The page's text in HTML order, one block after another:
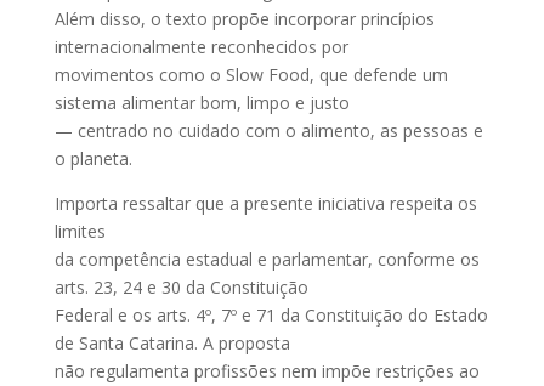
Além disso, o texto propõe incorporar princípios
internacionalmente reconhecidos por
movimentos como o Slow Food, que defende um
sistema alimentar bom, limpo e justo
— centrado no cuidado com o alimento, as pessoas e
o planeta.
Importa ressaltar que a presente iniciativa respeita os
limites
da competência estadual e parlamentar, conforme os
arts. 23, 24 e 30 da Constituição
Federal e os arts. 4º, 7º e 71 da Constituição do Estado
de Santa Catarina. A proposta
não regulamenta profissões nem impõe restrições ao